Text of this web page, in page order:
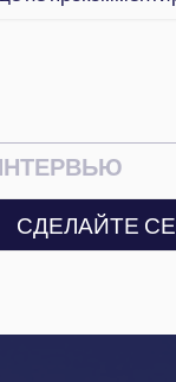
СДЕЛАЙТЕ